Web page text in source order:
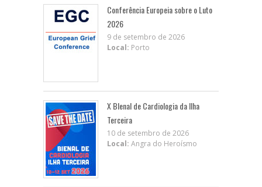
Conferência Europeia sobre o Luto
2026
9 de setembro de 2026
Local: Porto
X BIenal de Cardiologia da Ilha
Terceira
10 de setembro de 2026
Local: Angra do Heroísmo